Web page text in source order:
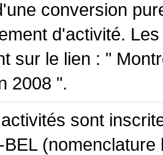
conversion
d'activité.
sur le lien : "
2008 ".
sont
BEL